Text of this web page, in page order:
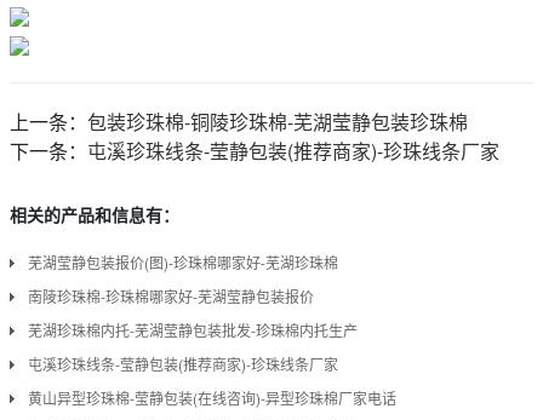
上一条： 包装珍珠棉-铜陵珍珠棉-芜湖莹静包装珍珠棉
下一条： 屯溪珍珠线条-莹静包装(推荐商家)-珍珠线条厂家
相关的产品和信息有：
芜湖莹静包装报价(图)-珍珠棉哪家好-芜湖珍珠棉
南陵珍珠棉-珍珠棉哪家好-芜湖莹静包装报价
芜湖珍珠棉内托-芜湖莹静包装批发-珍珠棉内托生产
屯溪珍珠线条-莹静包装(推荐商家)-珍珠线条厂家
黄山异型珍珠棉-莹静包装(在线咨询)-异型珍珠棉厂家电话